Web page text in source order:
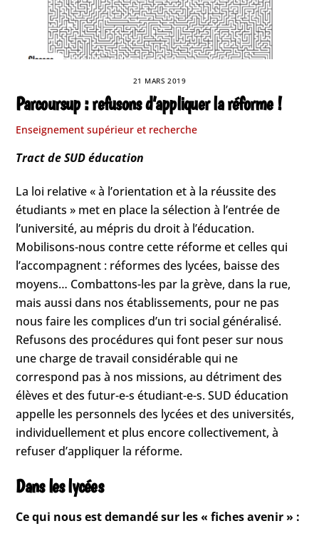
21 MARS 2019
Parcoursup : refusons d’appliquer la réforme !
Enseignement supérieur et recherche
Tract de SUD éducation
La loi relative « à l’orientation et à la réussite des
étudiants » met en place la sélection à l’entrée de
l’université, au mépris du droit à l’éducation.
Mobilisons-nous contre cette réforme et celles qui
l’accompagnent : réformes des lycées, baisse des
moyens… Combattons-les par la grève, dans la rue,
mais aussi dans nos établissements, pour ne pas
nous faire les complices d’un tri social généralisé.
Refusons des procédures qui font peser sur nous
une charge de travail considérable qui ne
correspond pas à nos missions, au détriment des
élèves et des futur-e-s étudiant-e-s. SUD éducation
appelle les personnels des lycées et des universités,
individuellement et plus encore collectivement, à
refuser d’appliquer la réforme.
Dans les lycées
Ce qui nous est demandé sur les « fiches avenir » :